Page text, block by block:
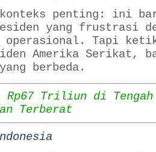
konteks penting: ini
yang frustrasi
operasional. Tapi
Amerika Serikat,
berbeda.
Rp67 Triliun di
Terberat